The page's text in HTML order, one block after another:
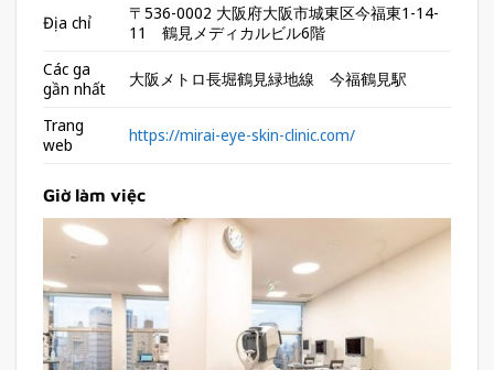
Địa chỉ
〒536-0002 大阪府大阪市城東区今福東1-14-
11 鶴見メディカルビル6階
Các ga
gần nhất
大阪メトロ長堀鶴見緑地線 今福鶴見駅
Trang
web
https://mirai-eye-skin-clinic.com/
Giờ làm việc